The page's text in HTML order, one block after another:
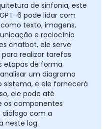
de sinfonia, este
6 pode lidar com
texto, imagens,
e raciocínio
chatbot, ele serve
realizar tarefas
etapas de forma
um diagrama
e ele fornecerá
ele pode até
os componentes
com a
neste log.